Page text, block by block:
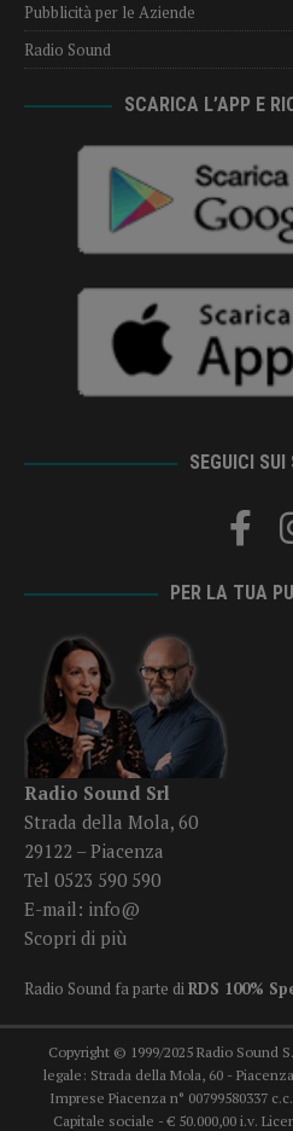
Pubblicità per le Aziende
Radio Sound
SCARICA L’APP E
SEGUICI SUI
PER LA TUA
Radio Sound Srl
Strada della Mola, 60
29122 – Piacenza
Tel 0523 590 590
E-mail: info@
Scopri di più
Radio Sound fa parte diRDS 100%
Copyright © 1999/2025 Radio Sound
legale: Strada della Mola, 60 -
Imprese Piacenza n° 00799580337
Capitale sociale - € 50.000,00 i.v.